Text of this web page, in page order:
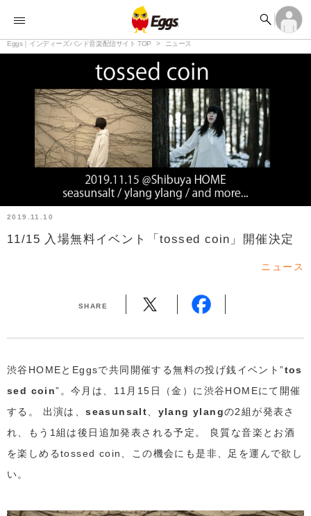


ランキング 
記事 
楽曲アップロード
ログイン
アカウント登録
ログイン
Eggs｜インディーズバンド音楽配信サイト TOP ニュース
2019.11.10
11/15 入場無料イベント「tossed coin」開催決定
ニュース
SHARE
渋谷HOMEとEggsで共同開催する無料の投げ銭イベント”tos
sed coin”。今月は、11月15日（金）に渋谷HOMEにて開催
する。 出演は、seasunsalt ylang ylangの2組が発表さ
れ、もう1組は後日追加発表される予定。 良質な音楽とお酒
を楽しめるtossed coin、この機会にも是非、足を運んで欲し
い。